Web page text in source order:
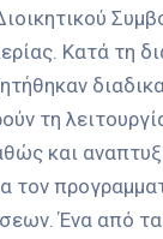
Κατά τη
τη
και
τον
Ένα από